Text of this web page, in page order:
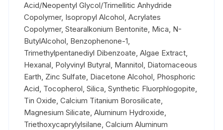
Acid/Neopentyl Glycol/Trimellitic Anhydride
Copolymer, Isopropyl Alcohol, Acrylates
Copolymer, Stearalkonium Bentonite, Mica, N-
ButylAlcohol, Benzophenone-1,
Trimethylpentanediyl Dibenzoate, Algae Extract,
Hexanal, Polyvinyl Butyral, Mannitol, Diatomaceous
Earth, Zinc Sulfate, Diacetone Alcohol, Phosphoric
Acid, Tocopherol, Silica, Synthetic Fluorphlogopite,
Tin Oxide, Calcium Titanium Borosilicate,
Magnesium Silicate, Aluminum Hydroxide,
Triethoxycaprylylsilane, Calcium Aluminum